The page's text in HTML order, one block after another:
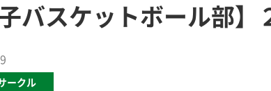
子バスケットボール部
ークル